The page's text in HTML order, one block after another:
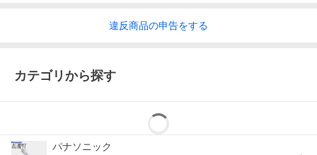
違反商品の申告をする
カテゴリから探す
パナソニック